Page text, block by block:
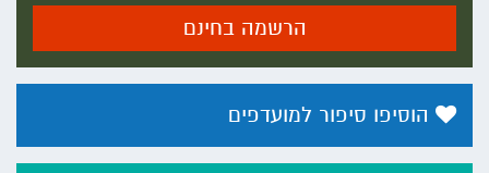
הרשמה בחינם
הוסיפו סיפור למועדפים